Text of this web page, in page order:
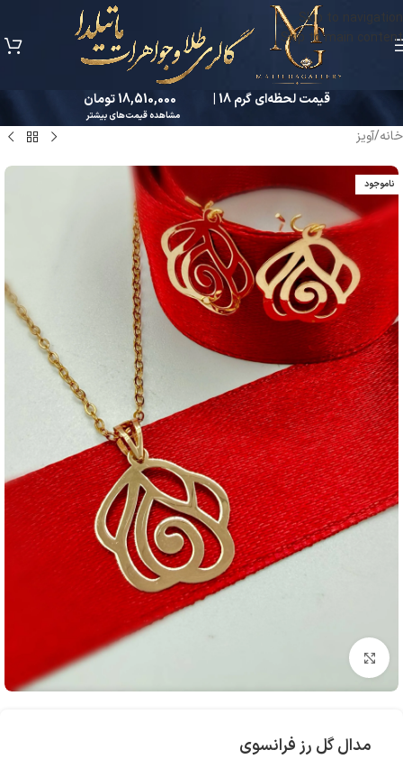
Skip to navigation
Skip to main content
قیمت لحظه‌ای گرم 18 | 18,510,000 تومان
مشاهده قیمت‌های بیشتر
خانه/آویز
ناموجود
بزرگنمایی تصویر
مدال گل رز فرانسوی